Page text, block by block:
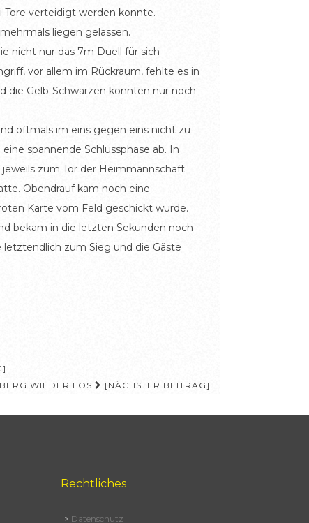
Tore verteidigt werden konnte.
liegen gelassen.
nicht nur das 7m Duell für sich
vor allem im Rückraum, fehlte es in
die Gelb-Schwarzen konnten nur noch
oftmals im eins gegen eins nicht zu
spannende Schlussphase ab. In
zum Tor der Heimmannschaft
Obendrauf kam noch eine
Karte vom Feld geschickt wurde.
bekam in die letzten Sekunden noch
zum Sieg und die Gäste
WIEDER LOS
[NÄCHSTER BEITRAG]
Rechtliches
> Datenschutz